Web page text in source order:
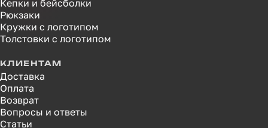
Кепки и бейсболки
Рюкзаки
Кружки с логотипом
Толстовки с логотипом
КЛИЕНТАМ
Доставка
Оплата
Возврат
Вопросы и ответы
Статьи